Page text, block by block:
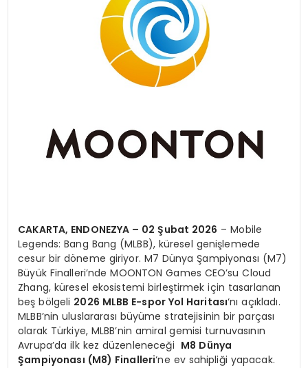
CAKARTA, ENDONEZYA – 02 Şubat 2026 – Mobile
Legends: Bang Bang (MLBB), küresel genişlemede
cesur bir döneme giriyor. M7 Dünya Şampiyonası (M7)
Büyük Finalleri’nde MOONTON Games CEO’su Cloud
Zhang, küresel ekosistemi birleştirmek için tasarlanan
beş bölgeli 2026 MLBB E-spor Yol Haritası‘nı açıkladı.
MLBB’nin uluslararası büyüme stratejisinin bir parçası
olarak Türkiye, MLBB’nin amiral gemisi turnuvasının
Avrupa’da ilk kez düzenleneceği M8 Dünya
Şampiyonası (M8) Finalleri‘ne ev sahipliği yapacak.